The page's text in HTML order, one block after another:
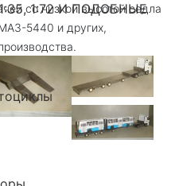
1:72 И ПОДОБНЫЕ
со низкой высотой седла
5440 и других,